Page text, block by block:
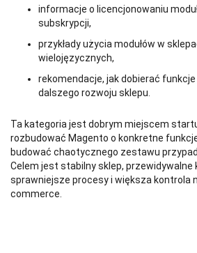
informacje o licencjonowaniu
subskrypcji,
przykłady użycia modułów w
wielojęzycznych,
rekomendacje, jak dobierać
dalszego rozwoju sklepu.
Ta kategoria jest dobrym miejscem
rozbudować Magento o konkretne
budować chaotycznego zestawu
Celem jest stabilny sklep, przewidywalne
sprawniejsze procesy i większa kontrola
commerce.